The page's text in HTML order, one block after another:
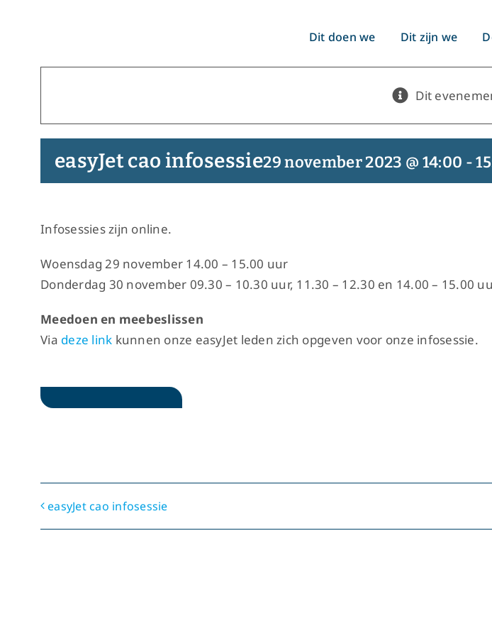
Dit doen we Dit zijn we
Dit
easyJet cao infosessie29 november 2023 @ 14:00 -
Infosessies zijn online.
Woensdag 29 november 14.00 – 15.00 uur
Donderdag 30 november 09.30 – 10.30 uur, 11.30 – 12.30 en 14.00 – 15.00
Meedoen en meebeslissen
Via deze link kunnen onze easyJet leden zich opgeven voor onze infosessie.
easyJet cao infosessie